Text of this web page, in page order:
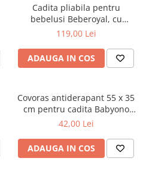
Cadita pliabila pentru
bebelusi Beberoyal, cu
termometru digital si dop de
001
119,00 Lei
ADAUGA IN COS
Covoras antiderapant 55 x 35
cm pentru cadita Babyono
albastru 1345/01
42,00 Lei
ADAUGA IN COS